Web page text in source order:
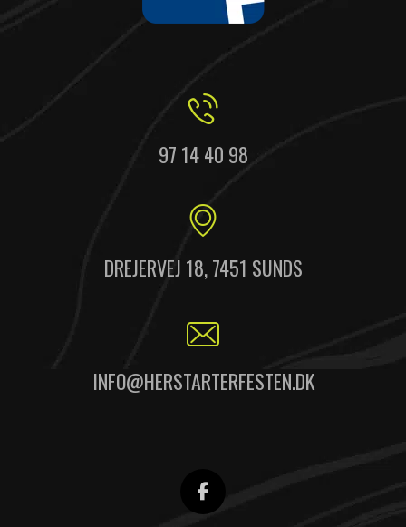
97 14 40 98
DREJERVEJ 18, 7451 SUNDS
INFO@HERSTARTERFESTEN.DK